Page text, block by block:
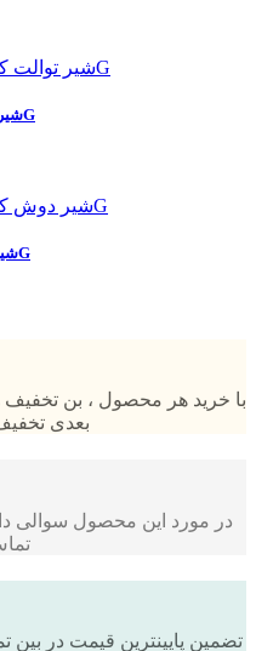
شیر توالت کرومات مدل دیاموند 13702G
شیر دوش کرومات مدل دیاموند 13704G
با خرید هر محصول ، بن تخفیف
بعدی
در مورد این محصول سوالی
تضمین پایینترین قیمت در